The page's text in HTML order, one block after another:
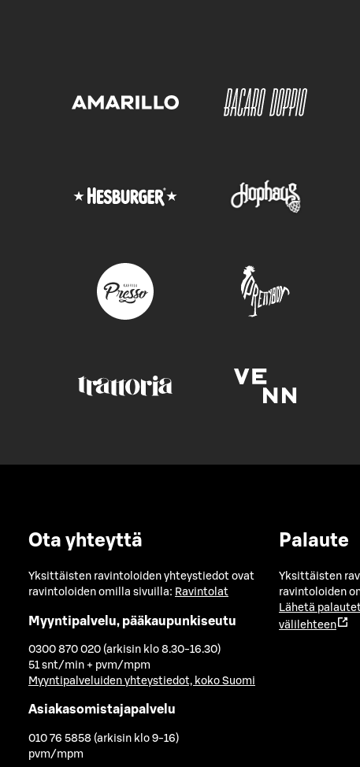
Ota yhteyttä
Yksittäisten ravintoloiden yhteystiedot ovat
ravintoloiden omilla sivuilla: Ravintolat
Myyntipalvelu, pääkaupunkiseutu
0300 870 020 (arkisin klo 8.30-16.30)
51 snt/min + pvm/mpm
Myyntipalveluiden yhteystiedot, koko Suomi
Asiakasomistajapalvelu
010 76 5858 (arkisin klo 9-16)
pvm/mpm
Palaute
Yksittäisten
ravintoloiden
Lähetä
välilehteen